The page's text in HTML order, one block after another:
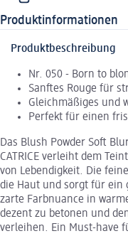
Produktinformationen
Produktbeschreibung
Nr. 050 - Born to
Sanftes Rouge für
Gleichmäßiges und
Perfekt für einen
Das Blush Powder Soft
CATRICE verleiht dem
von Lebendigkeit. Die
die Haut und sorgt für ein
zarte Farbnuance in
dezent zu betonen und
verleihen. Ein Must-have